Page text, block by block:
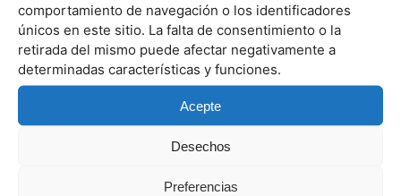
comportamiento de navegación o los identificadores
únicos en este sitio. La falta de consentimiento o la
retirada del mismo puede afectar negativamente a
determinadas características y funciones.
Acepte
Desechos
Preferencias